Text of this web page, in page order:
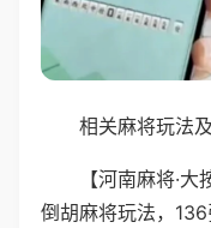
相关麻将玩法
【河南麻将·
倒胡麻将玩法，